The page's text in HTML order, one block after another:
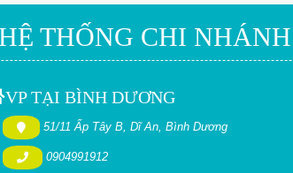
THỐNG CHI NHÁNH
VP TẠI BÌNH DƯƠNG
51/11 Ấp Tây B, Dĩ An, Bình Dương
0904991912